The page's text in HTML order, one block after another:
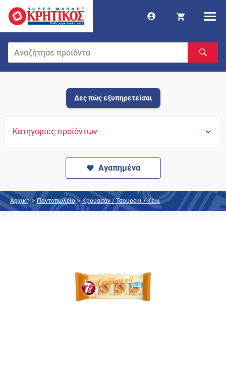
Δες πώς εξυπηρετείσαι
Κατηγορίες προϊόντων
Αγαπημένα
Αρχική > Παντοπωλείο > Κρουασάν / Τσουρέκι / Κέικ